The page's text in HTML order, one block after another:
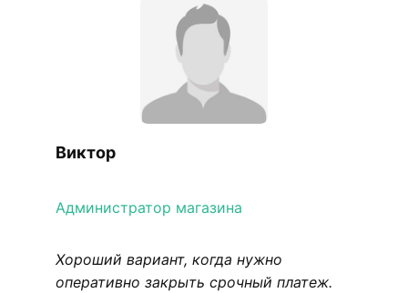
Виктор
Администратор магазина
Хороший вариант, когда нужно
оперативно закрыть срочный платеж.